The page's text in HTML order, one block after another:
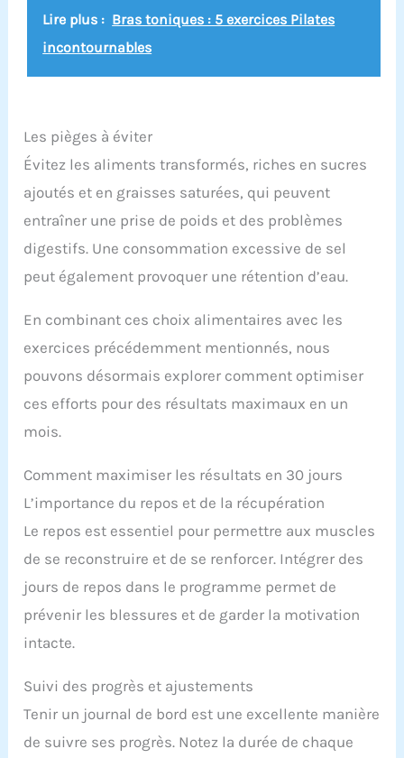
Lire plus : Bras toniques : 5 exercices Pilates
incontournables
Les pièges à éviter
Évitez les aliments transformés, riches en sucres
ajoutés et en graisses saturées, qui peuvent
entraîner une prise de poids et des problèmes
digestifs. Une consommation excessive de sel
peut également provoquer une rétention d’eau.
En combinant ces choix alimentaires avec les
exercices précédemment mentionnés, nous
pouvons désormais explorer comment optimiser
ces efforts pour des résultats maximaux en un
mois.
Comment maximiser les résultats en 30 jours
L’importance du repos et de la récupération
Le repos est essentiel pour permettre aux muscles
de se reconstruire et de se renforcer. Intégrer des
jours de repos dans le programme permet de
prévenir les blessures et de garder la motivation
intacte.
Suivi des progrès et ajustements
Tenir un journal de bord est une excellente manière
de suivre ses progrès. Notez la durée de chaque